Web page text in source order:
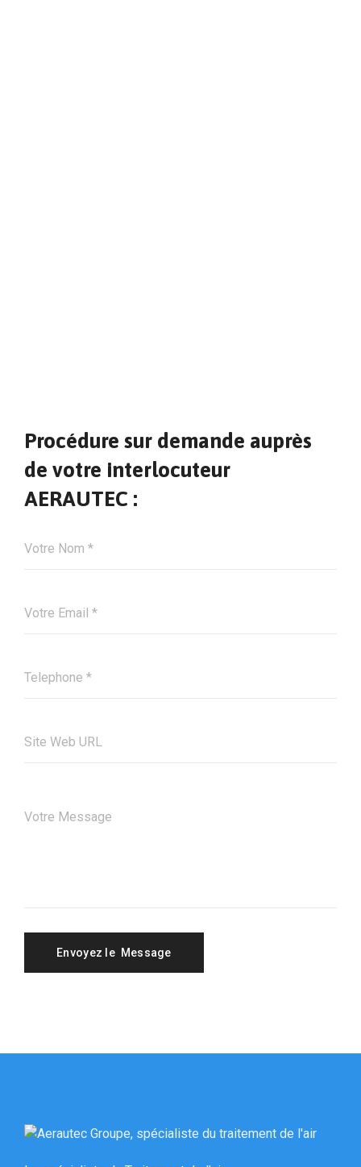
Procédure sur demande auprès
de votre interlocuteur
AERAUTEC :